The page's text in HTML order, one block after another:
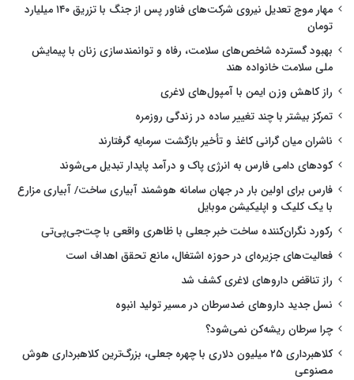
مهار موج تعدیل نیروی شرکت‌های فناور پس از جنگ با تزریق ۱۴۰ میلیارد
تومان
بهبود گسترده شاخص‌های سلامت، رفاه و توانمندسازی زنان با پیمایش
ملی سلامت خانواده هند
راز کاهش وزن ایمن با آمپول‌های لاغری
تمرکز بیشتر با چند تغییر ساده در زندگی روزمره
ناشران میان گرانی کاغذ و تأخیر بازگشت سرمایه گرفتارند
کودهای دامی فارس به انرژی پاک و درآمد پایدار تبدیل می‌شوند
فارس برای اولین بار در جهان سامانه هوشمند آبیاری ساخت/ آبیاری مزارع
با یک کلیک و اپلیکیشن موبایل
رکورد نگران‌کننده ساخت خبر جعلی با ظاهری واقعی با چت‌جی‌پی‌تی
فعالیت‌های جزیره‌ای در حوزه اشتغال، مانع تحقق اهداف است
راز تناقض داروهای لاغری کشف شد
نسل جدید داروهای ضدسرطان در مسیر تولید انبوه
چرا سرطان ریشه‌کن نمی‌شود؟
کلاهبرداری ۲۵ میلیون دلاری با چهره جعلی، بزرگ‌ترین کلاهبرداری هوش
مصنوعی